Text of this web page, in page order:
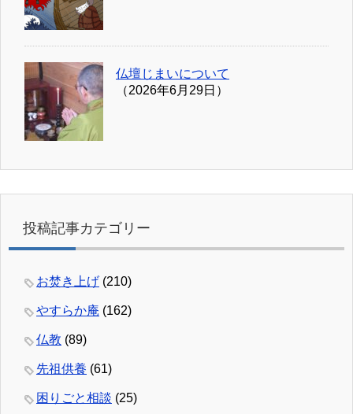
仏壇じまいについて
（2026年6月29日）
投稿記事カテゴリー
お焚き上げ (210)
やすらか庵 (162)
仏教 (89)
先祖供養 (61)
困りごと相談 (25)